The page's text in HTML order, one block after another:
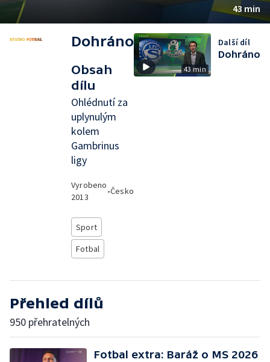
43 min
Dohráno
Obsah
dílu
Ohlédnutí za
uplynulým
kolem
Gambrinus
ligy
Vyrobeno
2013
•Česko
Sport
Fotbal
43 min
Další díl
Dohráno
Přehled dílů
950 přehratelných
Fotbal extra: Baráž o MS 2026